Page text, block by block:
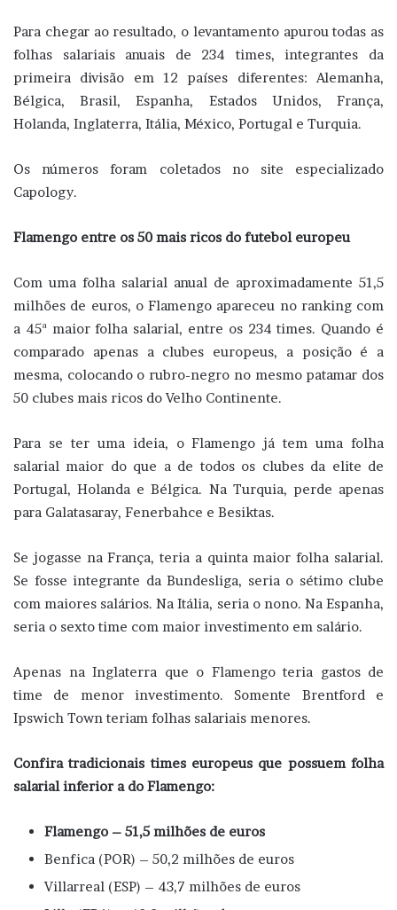
Para chegar ao resultado, o levantamento apurou todas as
folhas salariais anuais de 234 times, integrantes da
primeira divisão em 12 países diferentes: Alemanha,
Bélgica, Brasil, Espanha, Estados Unidos, França,
Holanda, Inglaterra, Itália, México, Portugal e Turquia.
Os números foram coletados no site especializado
Capology.
Flamengo entre os 50 mais ricos do futebol europeu
Com uma folha salarial anual de aproximadamente 51,5
milhões de euros, o Flamengo apareceu no ranking com
a 45ª maior folha salarial, entre os 234 times. Quando é
comparado apenas a clubes europeus, a posição é a
mesma, colocando o rubro-negro no mesmo patamar dos
50 clubes mais ricos do Velho Continente.
Para se ter uma ideia, o Flamengo já tem uma folha
salarial maior do que a de todos os clubes da elite de
Portugal, Holanda e Bélgica. Na Turquia, perde apenas
para Galatasaray, Fenerbahce e Besiktas.
Se jogasse na França, teria a quinta maior folha salarial.
Se fosse integrante da Bundesliga, seria o sétimo clube
com maiores salários. Na Itália, seria o nono. Na Espanha,
seria o sexto time com maior investimento em salário.
Apenas na Inglaterra que o Flamengo teria gastos de
time de menor investimento. Somente Brentford e
Ipswich Town teriam folhas salariais menores.
Confira tradicionais times europeus que possuem folha
salarial inferior a do Flamengo:
Flamengo – 51,5 milhões de euros
Benfica (POR) – 50,2 milhões de euros
Villarreal (ESP) – 43,7 milhões de euros